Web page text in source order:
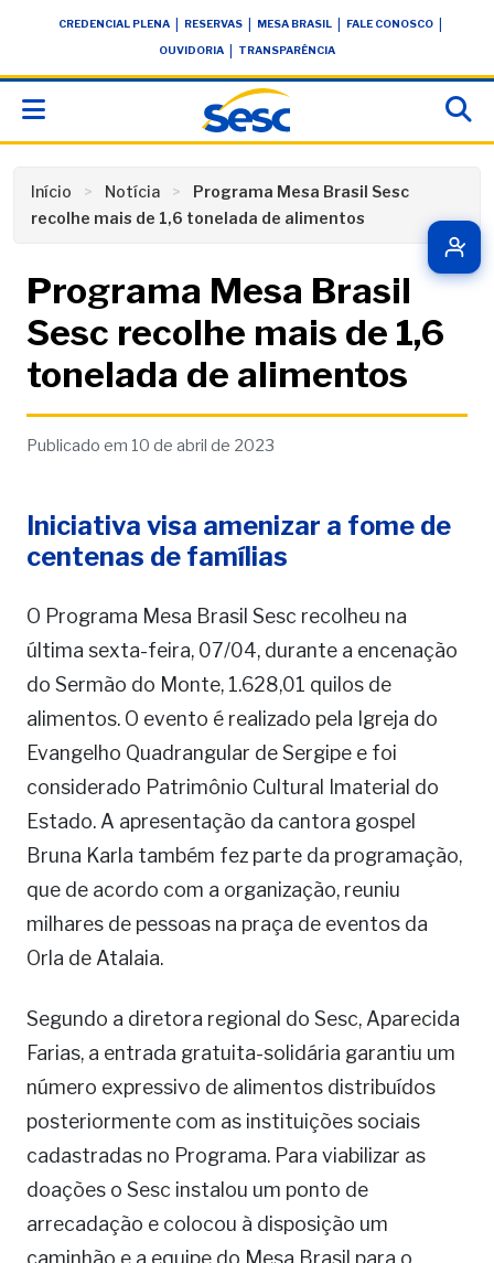
conteúdoCREDENCIAL PLENA RESERVAS MESA BRASIL FALE CONOSCO
OUVIDORIA TRANSPARÊNCIA
Início Notícia
Programa Mesa Brasil Sesc
recolhe mais de 1,6 tonelada de alimentos
Programa Mesa Brasil
Sesc recolhe mais de 1,6
tonelada de alimentos
Publicado em 10 de abril de 2023
Iniciativa visa amenizar a fome de
centenas de famílias
O Programa Mesa Brasil Sesc recolheu na
última sexta-feira, 07/04, durante a encenação
do Sermão do Monte, 1.628,01 quilos de
alimentos. O evento é realizado pela Igreja do
Evangelho Quadrangular de Sergipe e foi
considerado Patrimônio Cultural Imaterial do
Estado. A apresentação da cantora gospel
Bruna Karla também fez parte da programação,
que de acordo com a organização, reuniu
milhares de pessoas na praça de eventos da
Orla de Atalaia.
Segundo a diretora regional do Sesc, Aparecida
Farias, a entrada gratuita-solidária garantiu um
número expressivo de alimentos distribuídos
posteriormente com as instituições sociais
cadastradas no Programa. Para viabilizar as
doações o Sesc instalou um ponto de
arrecadação e colocou à disposição um
caminhão e a equipe do Mesa Brasil para o